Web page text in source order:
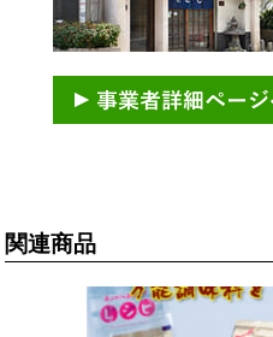
関連商品